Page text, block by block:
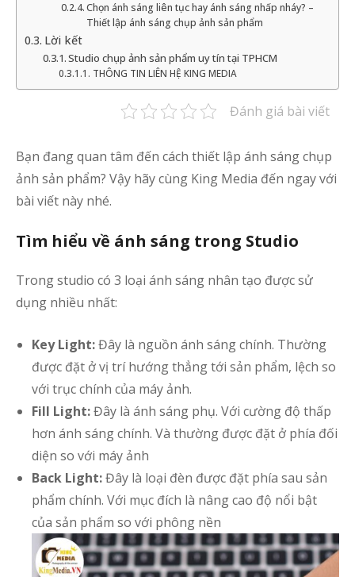
Chọn ánh sáng liên tục hay ánh sáng nhấp nháy? –
Thiết lập ánh sáng chụp ảnh sản phẩm
Lời kết
Studio chụp ảnh sản phẩm uy tín tại TPHCM
THÔNG TIN LIÊN HỆ KING MEDIA
Đánh giá bài viết
Bạn đang quan tâm đến cách thiết lập ánh sáng chụp
ảnh sản phẩm? Vậy hãy cùng King Media đến ngay với
bài viết này nhé.
Tìm hiểu về ánh sáng trong Studio
Trong studio có 3 loại ánh sáng nhân tạo được sử
dụng nhiều nhất:
Key Light:Đây là nguồn ánh sáng chính. Thường
được đặt ở vị trí hướng thẳng tới sản phẩm, lệch so
với trục chính của máy ảnh.
Fill Light:Đây là ánh sáng phụ. Với cường độ thấp
hơn ánh sáng chính. Và thường được đặt ở phía đối
diện so với máy ảnh
Back Light:Đây là loại đèn được đặt phía sau sản
phẩm chính. Với mục đích là nâng cao độ nổi bật
của sản phẩm so với phông nền